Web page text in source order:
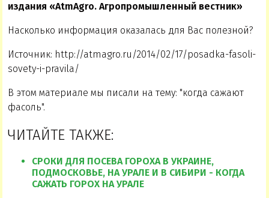
издания «AtmAgro. Агропромышленный вестник»
Насколько информация оказалась для Вас полезной?
Источник: http://atmagro.ru/2014/02/17/posadka-fasoli-
sovety-i-pravila/
В этом материале мы писали на тему: "когда сажают
фасоль".
ЧИТАЙТЕ ТАКЖЕ:
СРОКИ ДЛЯ ПОСЕВА ГОРОХА В УКРАИНЕ,
ПОДМОСКОВЬЕ, НА УРАЛЕ И В СИБИРИ - КОГДА
САЖАТЬ ГОРОХ НА УРАЛЕ